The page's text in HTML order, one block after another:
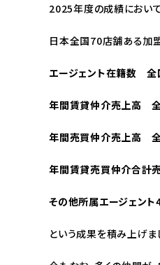
2025年度の成績におい
日本全国70店舗ある加
エージェント在籍数 全
年間賃貸仲介売上高
年間売買仲介売上高
年間賃貸売買仲介合
その他所属エージェン
という成果を積み上げま